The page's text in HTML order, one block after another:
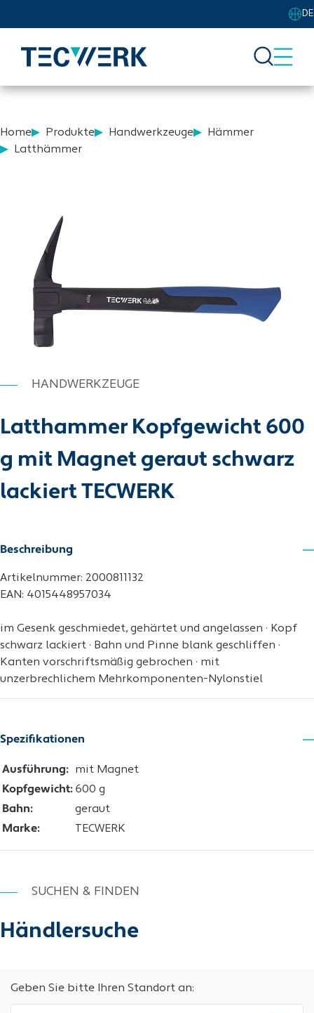
DE
Home Produkte Handwerkzeuge
Hämmer
Latthämmer
HANDWERKZEUGE
Latthammer Kopfgewicht 600
g mit Magnet geraut schwarz
lackiert TECWERK
Beschreibung
Artikelnummer: 2000811132
EAN: 4015448957034
im Gesenk geschmiedet, gehärtet und angelassen · Kopf
schwarz lackiert · Bahn und Pinne blank geschliffen ·
Kanten vorschriftsmäßig gebrochen · mit
unzerbrechlichem Mehrkomponenten-Nylonstiel
Spezifikationen
Ausführung:
mit Magnet
Kopfgewicht: 600 g
Bahn:
geraut
Marke:
TECWERK
SUCHEN & FINDEN
Händlersuche
Geben Sie bitte Ihren Standort an: